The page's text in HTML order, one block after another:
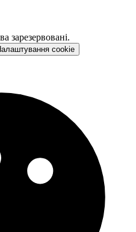
зарезервовані.
cookie